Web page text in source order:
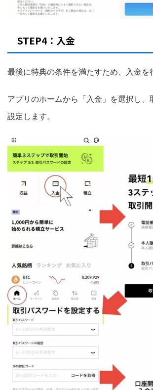
STEP4：入金
最後に特典の条件を満たすため、入金を
アプリのホームから「入金」を選択し、
設定します。